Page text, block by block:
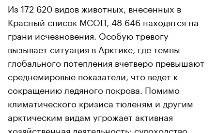
00:00 00:00
Из 172 620 видов животных, внесенных в
Красный список МСОП, 48 646 находятся на
грани исчезновения. Особую тревогу
вызывает ситуация в Арктике, где темпы
глобального потепления вчетверо превышают
среднемировые показатели, что ведет к
сокращению ледяного покрова. Помимо
климатического кризиса тюленям и другим
арктическим видам угрожает активная
хозяйственная деятельность: судоходство,